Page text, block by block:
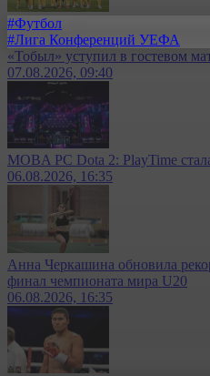
#Футбол
#Лига Конференций УЕФА
«Тобыл» уступил в гостевом
07.08.2026, 09:40
MOBA PC Dota 2: PlayTime
06.08.2026, 16:35
Анна Черкашина обновила
финал чемпионата мира U20
06.08.2026, 16:35